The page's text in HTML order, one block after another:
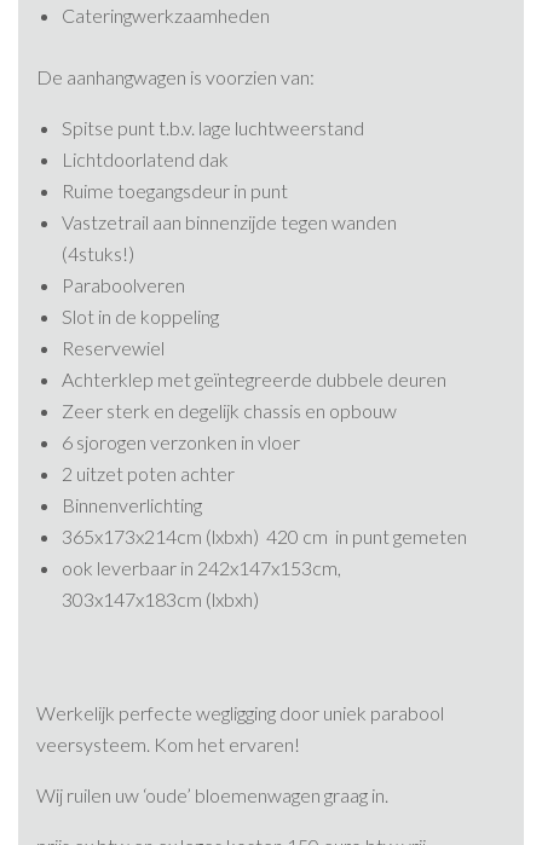
Cateringwerkzaamheden
De aanhangwagen is voorzien van:
Spitse punt t.b.v. lage luchtweerstand
Lichtdoorlatend dak
Ruime toegangsdeur in punt
Vastzetrail aan binnenzijde tegen wanden
(4stuks!)
Paraboolveren
Slot in de koppeling
Reservewiel
Achterklep met geïntegreerde dubbele deuren
Zeer sterk en degelijk chassis en opbouw
6 sjorogen verzonken in vloer
2 uitzet poten achter
Binnenverlichting
365x173x214cm (lxbxh) 420 cm in punt gemeten
ook leverbaar in 242x147x153cm,
303x147x183cm (lxbxh)
Werkelijk perfecte wegligging door uniek parabool
veersysteem. Kom het ervaren!
Wij ruilen uw ‘oude’ bloemenwagen graag in.